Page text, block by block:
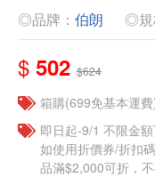
◎品牌： 伯朗 ◎規
$ 502 $624
箱購(699免基本運
即日起-9/1 不限金
如使用折價券/折扣
品滿$2,000可折，